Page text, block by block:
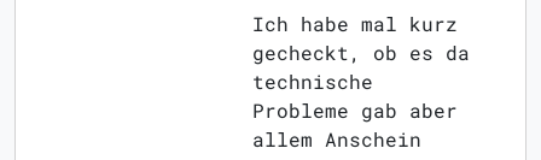
Ich habe mal kurz
gecheckt, ob es da
technische
Probleme gab aber
allem Anschein